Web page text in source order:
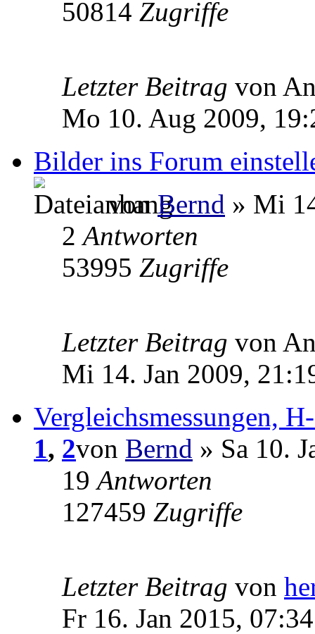
50814 Zugriffe
Letzter Beitrag von
Mo 10. Aug 2009,
Bilder ins Forum
vonBernd » Mi
2Antworten
53995 Zugriffe
Letzter Beitrag von
Mi 14. Jan 2009,
Vergleichsmessungen,
1, 2von Bernd » Sa 10.
19Antworten
127459 Zugriffe
Letzter Beitrag von
Fr 16. Jan 2015, 07:34